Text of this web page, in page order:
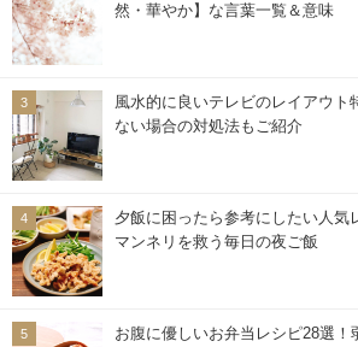
然・華やか】な言葉一覧＆意味
風水的に良いテレビのレイアウト
ない場合の対処法もご紹介
夕飯に困ったら参考にしたい人気
マンネリを救う毎日の夜ご飯
お腹に優しいお弁当レシピ28選！